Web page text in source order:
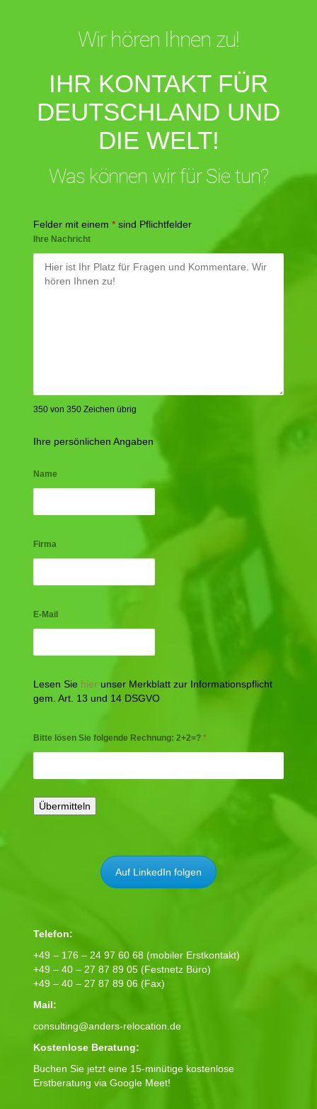
Wir hören Ihnen zu!
IHR KONTAKT FÜR
DEUTSCHLAND UND
DIE WELT!
Was können wir für Sie tun?
Felder mit einem * sind Pflichtfelder
Ihre Nachricht
350 von 350 Zeichen übrig
Ihre persönlichen Angaben
Name
Firma
E-Mail
Lesen Sie hier unser Merkblatt zur Informationspflicht
gem. Art. 13 und 14 DSGVO
Bitte lösen Sie folgende Rechnung: 2+2=? *
Auf LinkedIn folgen
Telefon:
+49 – 176 – 24 97 60 68 (mobiler Erstkontakt)
+49 – 40 – 27 87 89 05 (Festnetz Büro)
+49 – 40 – 27 87 89 06 (Fax)
Mail:
consulting@anders-relocation.de
Kostenlose Beratung:
Buchen Sie jetzt eine 15-minütige kostenlose
Erstberatung via Google Meet!